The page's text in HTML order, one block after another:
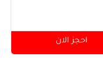
احجز الان